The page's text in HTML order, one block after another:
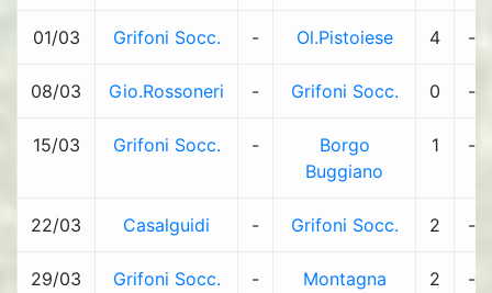
01/03 Grifoni Socc. - Ol.Pistoiese 4 -
08/03 Gio.Rossoneri - Grifoni Socc. 0 -
15/03 Grifoni Socc. -
Borgo
Buggiano
1 -
22/03 Casalguidi - Grifoni Socc. 2 -
29/03 Grifoni Socc. -
Montagna
2 -